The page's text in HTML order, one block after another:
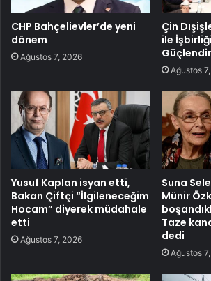
CHP Bahçelievler’de yeni
dönem
Ağustos 7, 2026
Çin
ile
Ağustos
Yusuf Kaplan isyan etti,
Bakan Çiftçi “İlgileneceğim
Hocam” diyerek müdahale
etti
Ağustos 7, 2026
Suna
Münir
Taze
dedi
Ağustos